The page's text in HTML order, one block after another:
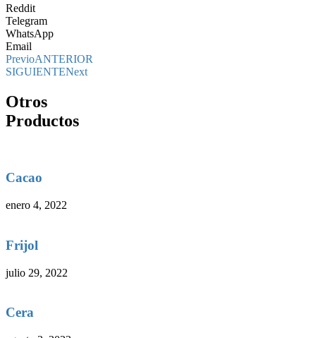
Reddit
Telegram
WhatsApp
Email
PrevioANTERIOR
SIGUIENTENext
Otros
Productos
Cacao
enero 4, 2022
Frijol
julio 29, 2022
Cera